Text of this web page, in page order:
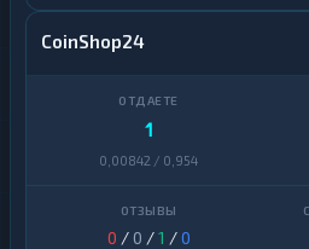
CoinShop24
1
0,00842 / 0,954
0 / 0 /1 /0